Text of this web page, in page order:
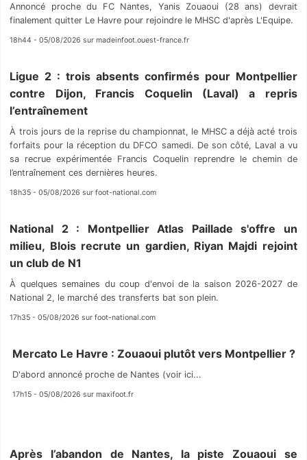
Annoncé proche du FC Nantes, Yanis Zouaoui (28 ans) devrait
finalement quitter Le Havre pour rejoindre le MHSC d'après L'Equipe.
18h44 - 05/08/2026 sur madeinfoot.ouest-france.fr
Ligue 2 : trois absents confirmés pour Montpellier
contre Dijon, Francis Coquelin (Laval) a repris
l’entraînement
À trois jours de la reprise du championnat, le MHSC a déjà acté trois
forfaits pour la réception du DFCO samedi. De son côté, Laval a vu
sa recrue expérimentée Francis Coquelin reprendre le chemin de
l’entraînement ces dernières heures.
18h35 - 05/08/2026 sur foot-national.com
National 2 : Montpellier Atlas Paillade s'offre un
milieu, Blois recrute un gardien, Riyan Majdi rejoint
un club de N1
À quelques semaines du coup d'envoi de la saison 2026-2027 de
National 2, le marché des transferts bat son plein.
17h35 - 05/08/2026 sur foot-national.com
Mercato Le Havre : Zouaoui plutôt vers Montpellier ?
D'abord annoncé proche de Nantes (voir ici...
17h15 - 05/08/2026 sur maxifoot.fr
Après l’abandon de Nantes, la piste Zouaoui se